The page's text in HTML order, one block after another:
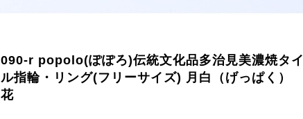
090-r popolo(ぽぽろ)伝統文化品多治見美濃焼タイ
ル指輪・リング(フリーサイズ) 月白（げっぱく）
花